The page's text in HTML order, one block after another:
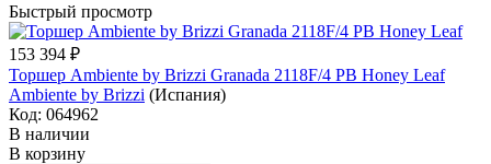
Быстрый просмотр
153 394 ₽
Торшер Ambiente by Brizzi Granada 2118F/4 PB Honey Leaf
Ambiente by Brizzi (Испания)
Код: 064962
В наличии
В корзину